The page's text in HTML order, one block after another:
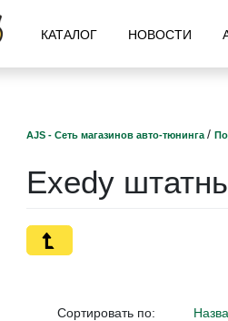
КАТАЛОГ НОВОСТИ
AJS - Сеть магазинов авто-тюнинга /
Exedy
Сортировать по: